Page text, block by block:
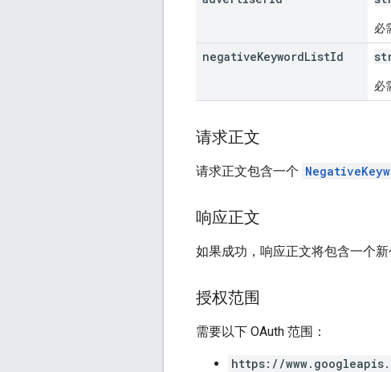
必
negativeKeywordListId
必
请求正文
请求正文包含一个
响应正文
如果成功，响应正文将包含一个
授权范围
需要以下 OAuth 范围：
https://